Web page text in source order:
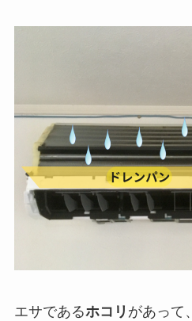
エサであるホコリ があって、